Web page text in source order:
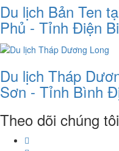
Du lịch Bản Ten
Phủ - Tỉnh Điện
Du lịch Tháp
Sơn - Tỉnh Bình
Theo dõi chúng tôi